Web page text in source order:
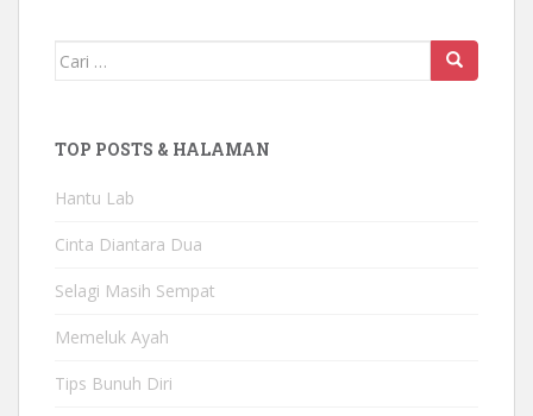
Mencari:
TOP POSTS & HALAMAN
Hantu Lab
Cinta Diantara Dua
Selagi Masih Sempat
Memeluk Ayah
Tips Bunuh Diri